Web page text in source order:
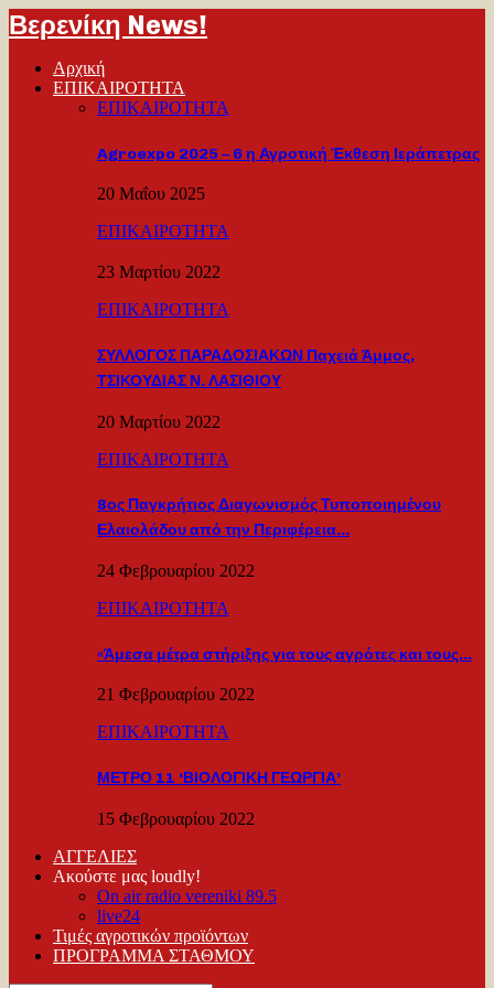
Βερενίκη News!
Αρχική
ΕΠΙΚΑΙΡΟΤΗΤΑ
ΕΠΙΚΑΙΡΟΤΗΤΑ
Agroexpo 2025 – 6 η Αγροτική Έκθεση Ιεράπετρας
20 Μαΐου 2025
ΕΠΙΚΑΙΡΟΤΗΤΑ
23 Μαρτίου 2022
ΕΠΙΚΑΙΡΟΤΗΤΑ
ΣΥΛΛΟΓΟΣ ΠΑΡΑΔΟΣΙΑΚΩΝ Παχειά Άμμος,
ΤΣΙΚΟΥΔΙΑΣ Ν. ΛΑΣΙΘΙΟΥ
20 Μαρτίου 2022
ΕΠΙΚΑΙΡΟΤΗΤΑ
8ος Παγκρήτιος Διαγωνισμός Τυποποιημένου
Ελαιολάδου από την Περιφέρεια…
24 Φεβρουαρίου 2022
ΕΠΙΚΑΙΡΟΤΗΤΑ
«Άμεσα μέτρα στήριξης για τους αγρότες και τους…
21 Φεβρουαρίου 2022
ΕΠΙΚΑΙΡΟΤΗΤΑ
ΜΕΤΡΟ 11 ‘ΒΙΟΛΟΓΙΚΗ ΓΕΩΡΓΙΑ’
15 Φεβρουαρίου 2022
ΑΓΓΕΛΙΕΣ
Ακούστε μας loudly!
On air radio vereniki 89.5
live24
Τιμές αγροτικών προϊόντων
ΠΡΟΓΡΑΜΜΑ ΣΤΑΘΜΟΥ